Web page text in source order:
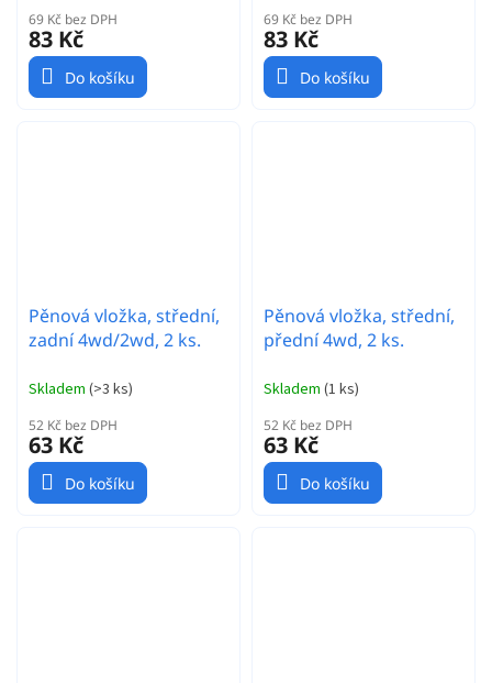
69 Kč bez DPH
83 Kč
Do košíku
69 Kč bez DPH
83 Kč
Do košíku
Pěnová vložka, střední,
zadní 4wd/2wd, 2 ks.
Skladem (>3 ks)
52 Kč bez DPH
63 Kč
Do košíku
Pěnová vložka, střední,
přední 4wd, 2 ks.
Skladem (1 ks)
52 Kč bez DPH
63 Kč
Do košíku